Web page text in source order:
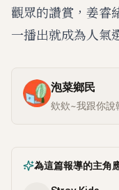
觀眾的讚賞，姜睿
一播出就成為人氣
泡菜鄉民
欸欸~我跟你說
為這篇報導的主角